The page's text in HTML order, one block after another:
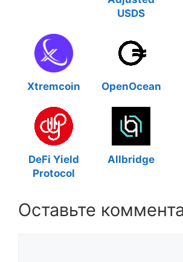
USDS
Xtremcoin OpenOcean
DeFi Yield
Protocol
Allbridge
Оставьте